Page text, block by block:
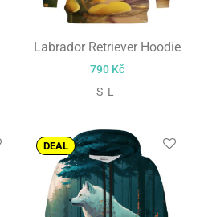
Labrador Retriever Hoodie
790 Kč
S L
DEAL